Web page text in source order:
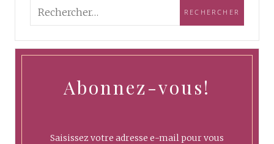
Abonnez-vous!
Saisissez votre adresse e-mail pour vous